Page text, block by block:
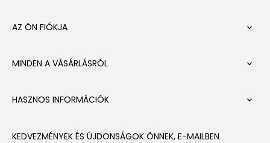
AZ ÖN FIÓKJA 
MINDEN A VÁSÁRLÁSRÓL 
HASZNOS INFORMÁCIÓK 
KEDVEZMÉNYEK ÉS ÚJDONSÁGOK ÖNNEK, E-MAILBEN